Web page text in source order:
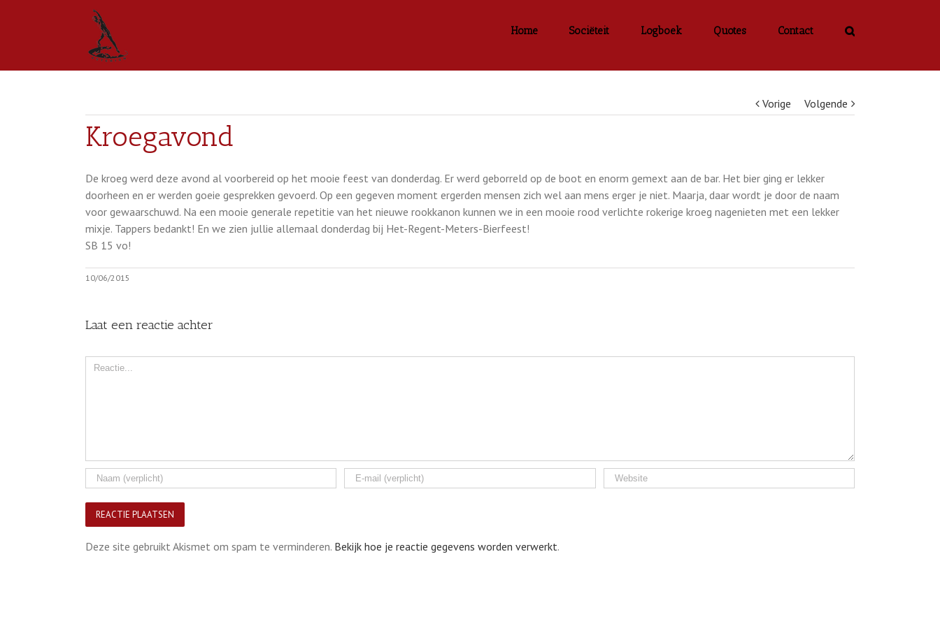
Home Sociëteit Logboek Quotes Contact
Vorige Volgende
Kroegavond
De kroeg werd deze avond al voorbereid op het mooie feest van donderdag. Er werd geborreld op de boot en enorm gemext aan de bar. Het bier ging er lekker
doorheen en er werden goeie gesprekken gevoerd. Op een gegeven moment ergerden mensen zich wel aan mens erger je niet. Maarja, daar wordt je door de naam
voor gewaarschuwd. Na een mooie generale repetitie van het nieuwe rookkanon kunnen we in een mooie rood verlichte rokerige kroeg nagenieten met een lekker
mixje. Tappers bedankt! En we zien jullie allemaal donderdag bij Het-Regent-Meters-Bierfeest!
SB 15 vo!
10/06/2015
Laat een reactie achter
Comment
Deze site gebruikt Akismet om spam te verminderen. Bekijk hoe je reactie gegevens worden verwerkt.